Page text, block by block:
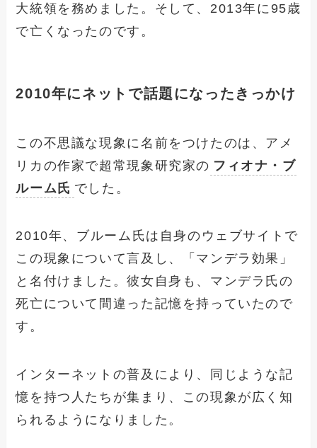
大統領を務めました。そして、2013年に95歳
で亡くなったのです。
2010年にネットで話題になったきっかけ
この不思議な現象に名前をつけたのは、アメ
リカの作家で超常現象研究家の フィオナ・ブ
ルーム氏 でした。
2010年、ブルーム氏は自身のウェブサイトで
この現象について言及し、「マンデラ効果」
と名付けました。彼女自身も、マンデラ氏の
死亡について間違った記憶を持っていたので
す。
インターネットの普及により、同じような記
憶を持つ人たちが集まり、この現象が広く知
られるようになりました。